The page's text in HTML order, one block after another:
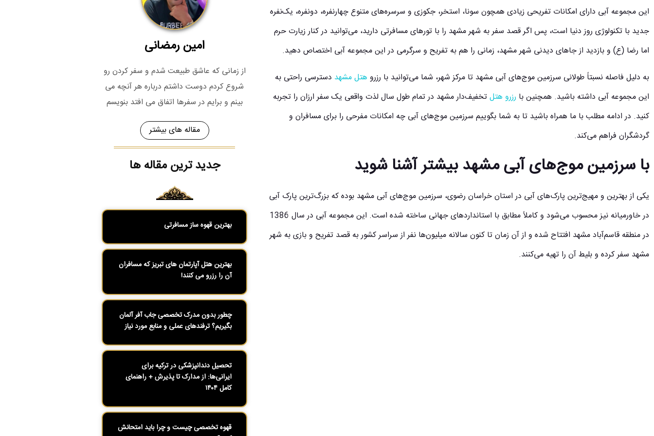
این مجموعه آبی دارای امکانات تفریحی زیادی همچون سونا، استخر، جکوزی و سرسره‌های متنوع چهارنفره، دونفره، یک‌نفره
جدید با تکنولوژی روز دنیا است، پس اگر قصد سفر به شهر مشهد را با تورهای مسافرتی دارید، می‌توانید در کنار زیارت حرم
اما رضا (ع) و بازدید از جاهای دیدنی شهر مشهد، زمانی را هم به تفریح و سرگرمی در این مجموعه آبی اختصاص دهید.
به دلیل فاصله نسبتاً طولانی سرزمین موج‌های آبی مشهد تا مرکز شهر، شما می‌توانید با رزرو هتل مشهد دسترسی راحتی به
این مجموعه آبی داشته باشید. همچنین با رزرو هتل‌تخفیف‌دار مشهد در تمام طول سال لذت واقعی یک سفر ارزان را تجربه
کنید. در ادامه مطلب با ما همراه باشید تا به شما بگوییم سرزمین موج‌های آبی چه امکانات مفرحی را برای مسافران و
گردشگران فراهم می‌کند.
با سرزمین موج‌های آبی مشهد بیشتر آشنا شوید
یکی از بهترین و مهیج‌ترین پارک‌های آبی در استان خراسان رضوی، سرزمین موج‌های آبی مشهد بوده که بزرگ‌ترین پارک آبی
در خاورمیانه نیز محسوب می‌شود و کاملاً مطابق با استانداردهای جهانی ساخته شده است. این مجموعه آبی در سال 1386
در منطقه قاسم‌آباد مشهد افتتاح شده و از آن زمان تا کنون سالانه میلیون‌ها نفر از سراسر کشور به قصد تفریح و بازی به شهر
مشهد سفر کرده و بلیط آن را تهیه می‌کنند.
امین رمضانی
از زمانی که عاشق طبیعت شدم و سفر کردن رو
شروع کردم دوست داشتم درباره هر آنچه می
بینم و برایم در سفرها اتفاق می افتد بنویسم
مقاله های بیشتر
جدید ترین مقاله ها
بهترین قهوه ساز مسافرتی
بهترین هتل آپارتمان های تبریز که مسافران
آن را رزرو می کنند!
چطور بدون مدرک تخصصی جاب آفر آلمان
بگیریم؟ ترفندهای عملی و منابع مورد نیاز
تحصیل دندانپزشکی در ترکیه برای
ایرانی‌ها: از مدارک تا پذیرش + راهنمای
کامل ۱۴۰۴
قهوه تخصصی چیست و چرا باید امتحانش